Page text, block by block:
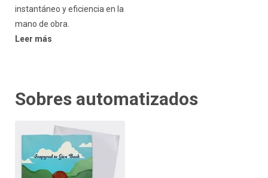
instantáneo y eficiencia en la
mano de obra.
Leer más
Sobres automatizados